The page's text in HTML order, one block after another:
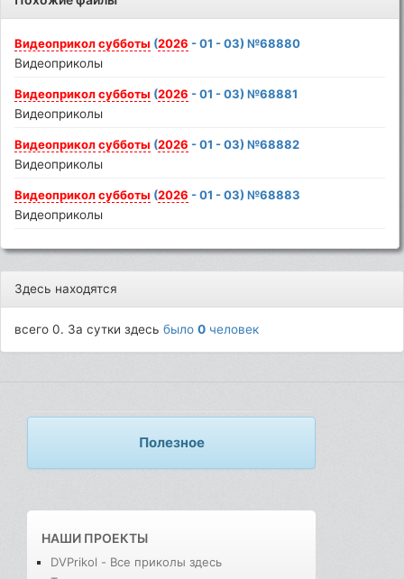
Видеоприкол субботы (2026 - 01 - 03) №68880
Видеоприколы
Видеоприкол субботы (2026 - 01 - 03) №68881
Видеоприколы
Видеоприкол субботы (2026 - 01 - 03) №68882
Видеоприколы
Видеоприкол субботы (2026 - 01 - 03) №68883
Видеоприколы
Здесь находятся
всего 0. За сутки здесьбыло0 человек
Полезное
НАШИ ПРОЕКТЫ
DVPrikol - Все приколы здесь